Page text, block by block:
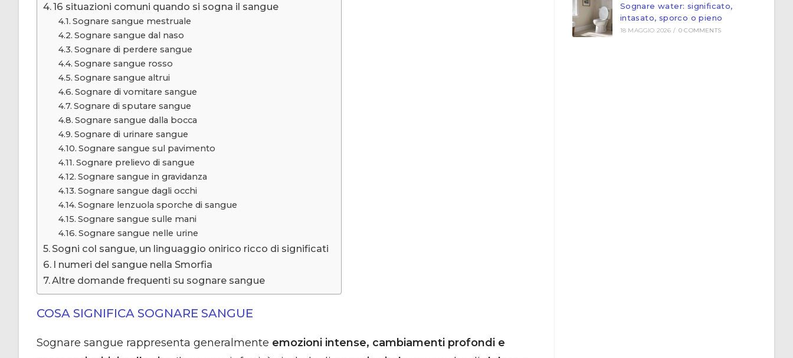
16 situazioni comuni quando si sogna il sangue
Sognare sangue mestruale
Sognare sangue dal naso
Sognare di perdere sangue
Sognare sangue rosso
Sognare sangue altrui
Sognare di vomitare sangue
Sognare di sputare sangue
Sognare sangue dalla bocca
Sognare di urinare sangue
Sognare sangue sul pavimento
Sognare prelievo di sangue
Sognare sangue in gravidanza
Sognare sangue dagli occhi
Sognare lenzuola sporche di sangue
Sognare sangue sulle mani
Sognare sangue nelle urine
Sogni col sangue, un linguaggio onirico ricco di significati
I numeri del sangue nella Smorfia
Altre domande frequenti su sognare sangue
COSA SIGNIFICA SOGNARE SANGUE
Sognare sangue rappresenta generalmente emozioni intense, cambiamenti profondi e
Sognare water: significato,
intasato, sporco o pieno
18 MAGGIO 2026 / 0 COMMENTS